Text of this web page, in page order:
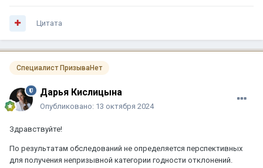
Цитата
Специалист ПризываНет
Дарья Кислицына
Опубликовано: 13 октября 2024
Здравствуйте!
По результатам обследований не определяется перспективных
для получения непризывной категории годности отклонений.